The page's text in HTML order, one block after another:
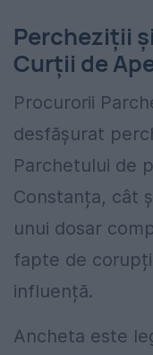
Percheziții
Curții de
Procurorii
desfășurat
Parchetului de
Constanța, cât
unui dosar
fapte de
influență.
Ancheta este